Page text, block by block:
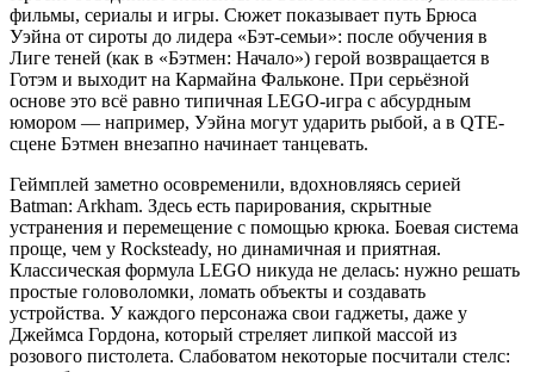
фильмы, сериалы и игры. Сюжет показывает путь Брюса
Уэйна от сироты до лидера «Бэт-семьи»: после обучения в
Лиге теней (как в «Бэтмен: Начало») герой возвращается в
Готэм и выходит на Кармайна Фальконе. При серьёзной
основе это всё равно типичная LEGO-игра с абсурдным
юмором — например, Уэйна могут ударить рыбой, а в QTE-
сцене Бэтмен внезапно начинает танцевать.
Геймплей заметно осовременили, вдохновляясь серией
Batman: Arkham. Здесь есть парирования, скрытные
устранения и перемещение с помощью крюка. Боевая система
проще, чем у Rocksteady, но динамичная и приятная.
Классическая формула LEGO никуда не делась: нужно решать
простые головоломки, ломать объекты и создавать
устройства. У каждого персонажа свои гаджеты, даже у
Джеймса Гордона, который стреляет липкой массой из
розового пистолета. Слабоватом некоторые посчитали стелс: